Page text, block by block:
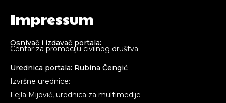
Impressum
Osnivač i izdavač portala:
Centar za promociju civilnog društva
Urednica portala: Rubina Čengić
Izvršne urednice:
Lejla Mijović, urednica za multimedije